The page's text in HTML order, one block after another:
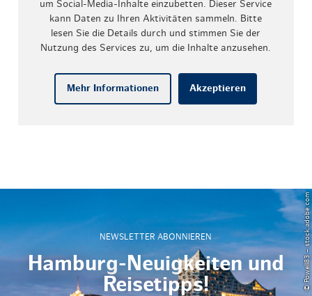
um Social-Media-Inhalte einzubetten. Dieser Service
kann Daten zu Ihren Aktivitäten sammeln. Bitte
lesen Sie die Details durch und stimmen Sie der
Nutzung des Services zu, um die Inhalte anzusehen.
Mehr Informationen Akzeptieren
NEWSLETTER ABONNIEREN
Hamburg-Neuigkeiten und
Reisetipps!
© Powell83 – stock.adobe.com